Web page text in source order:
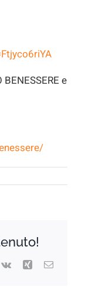
e
Vk Xing Email